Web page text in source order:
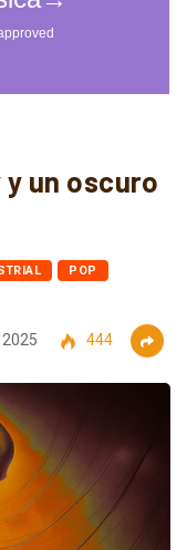
un oscuro
POP
444